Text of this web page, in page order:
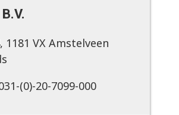
VX Amstelveen
(0)-20-7099-000